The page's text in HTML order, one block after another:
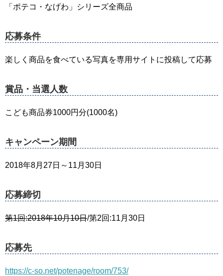
「ポテコ・なげわ」シリーズ全商品
応募条件
楽しく商品を食べている写真を専用サイトに投稿して応募
賞品・当選人数
こども商品券1000円分(1000名)
キャンペーン期間
2018年8月27日～11月30日
応募締切
第1回:2018年10月10日/第2回:11月30日
応募先
https://c-so.net/potenage/room/753/